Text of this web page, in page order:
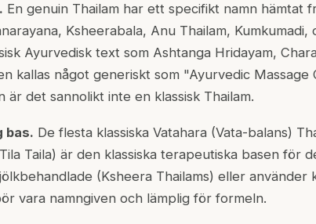
En genuin Thailam har ett specifikt namn hämtat
Ksheerabala, Anu Thailam, Kumkumadi,
Ayurvedisk text som Ashtanga Hridayam,
kallas något generiskt som "Ayurvedic
är det sannolikt inte en klassisk Thailam.
bas. De flesta klassiska Vatahara (Vata-balans)
Tila Taila) är den klassiska terapeutiska basen för
(Ksheera Thailams) eller använder
vara namngiven och lämplig för formeln.